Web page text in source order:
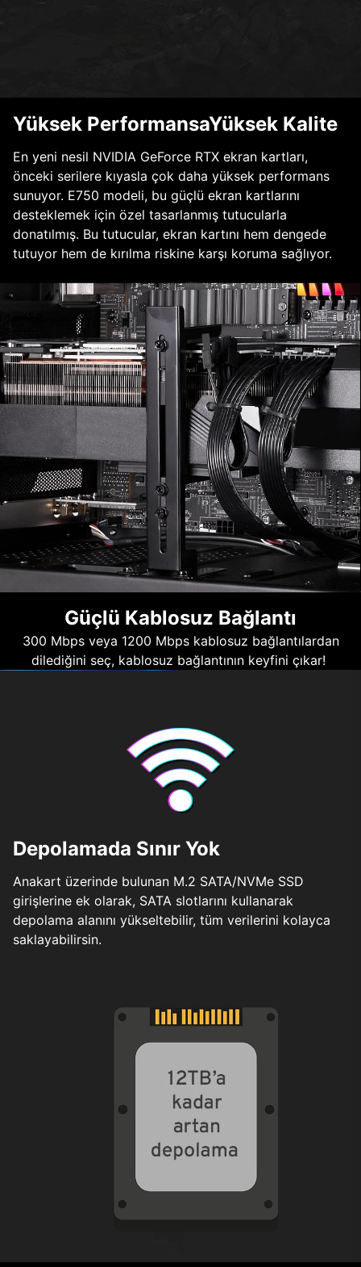
Yüksek PerformansaYüksek Kalite
En yeni nesil NVIDIA GeForce RTX ekran kartları,
önceki serilere kıyasla çok daha yüksek performans
sunuyor. E750 modeli, bu güçlü ekran kartlarını
desteklemek için özel tasarlanmış tutucularla
donatılmış. Bu tutucular, ekran kartını hem dengede
tutuyor hem de kırılma riskine karşı koruma sağlıyor.
Güçlü Kablosuz Bağlantı
300 Mbps veya 1200 Mbps kablosuz bağlantılardan
dilediğini seç, kablosuz bağlantının keyfini çıkar!
Depolamada Sınır Yok
Anakart üzerinde bulunan M.2 SATA/NVMe SSD
girişlerine ek olarak, SATA slotlarını kullanarak
depolama alanını yükseltebilir, tüm verilerini kolayca
saklayabilirsin.